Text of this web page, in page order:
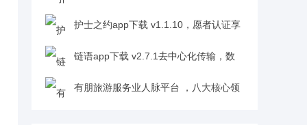
析，助你明晰个性特点与优劣势v1.0.0
护士之约app下载 v1.1.10，愿者认证享
更多权益，公益活动可报名v1.1.10
链语app下载 v2.7.1去中心化传输，数
据安全有底气v2.7.1
有朋旅游服务业人脉平台 ，八大核心领